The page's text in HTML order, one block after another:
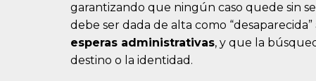
garantizando que ningún caso quede sin
debe ser dada de alta como
esperas administrativas, y que la
destino o la identidad.